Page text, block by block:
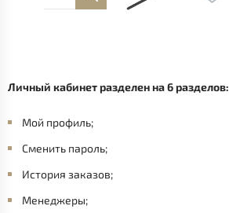
Личный кабинет разделен на 6 разделов:
Мой профиль;
Сменить пароль;
История заказов;
Менеджеры;